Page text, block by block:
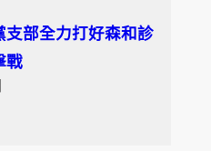
支部全力打好森和診
戰